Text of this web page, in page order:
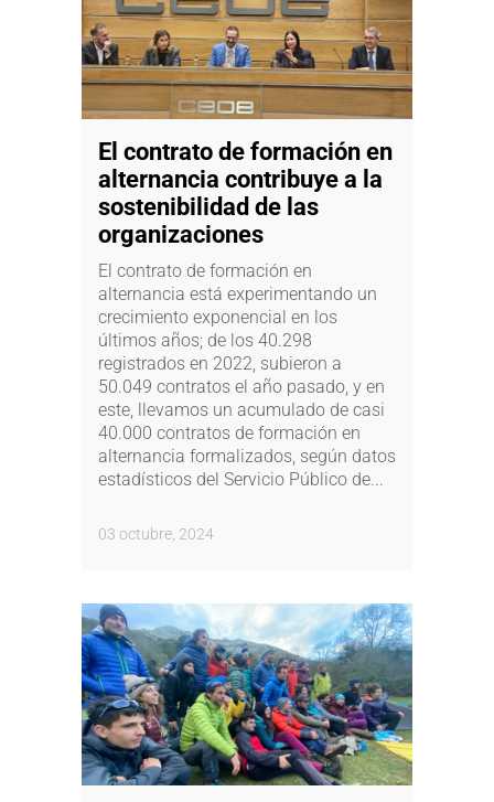
El contrato de formación en
alternancia contribuye a la
sostenibilidad de las
organizaciones
El contrato de formación en
alternancia está experimentando un
crecimiento exponencial en los
últimos años; de los 40.298
registrados en 2022, subieron a
50.049 contratos el año pasado, y en
este, llevamos un acumulado de casi
40.000 contratos de formación en
alternancia formalizados, según datos
estadísticos del Servicio Público de...
03 octubre, 2024